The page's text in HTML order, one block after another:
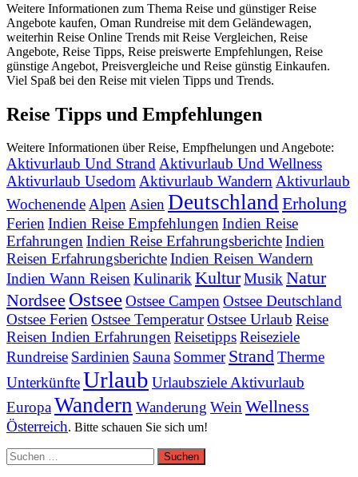
Weitere Informationen zum Thema Reise und günstiger Reise
Angebote kaufen, Oman Rundreise mit dem Geländewagen,
weiterhin Reise Online Trends mit Reise Vergleichen, Reise
Angebote, Reise Tipps, Reise preiswerte Empfehlungen, Reise
günstige Angebot, Preisvergleiche und Reise günstig Einkaufen.
Viel Spaß bei den Reise mit vielen Tipps und Trends.
Reise Tipps und Empfehlungen
Weitere Informationen über Reise, Empfhelungen und Angebote:
Aktivurlaub Und StrandAktivurlaub Und Wellness
Aktivurlaub UsedomAktivurlaub WandernAktivurlaub
WochenendeAlpenAsienDeutschlandErholung
FerienIndien Reise EmpfehlungenIndien Reise
ErfahrungenIndien Reise ErfahrungsberichteIndien
Reisen ErfahrungsberichteIndien Reisen Wandern
Indien Wann ReisenKulinarikKulturMusikNatur
Nordsee OstseeOstsee CampenOstsee Deutschland
Ostsee FerienOstsee TemperaturOstsee Urlaub Reise
Reisen Indien ErfahrungenReisetippsReiseziele
Rundreise Sardinien Sauna Sommer StrandTherme
UnterkünfteUrlaub Urlaubsziele Aktivurlaub
EuropaWandern Wanderung WeinWellness
Österreich. Bitte schauen Sie sich um!
Suchen
nach: